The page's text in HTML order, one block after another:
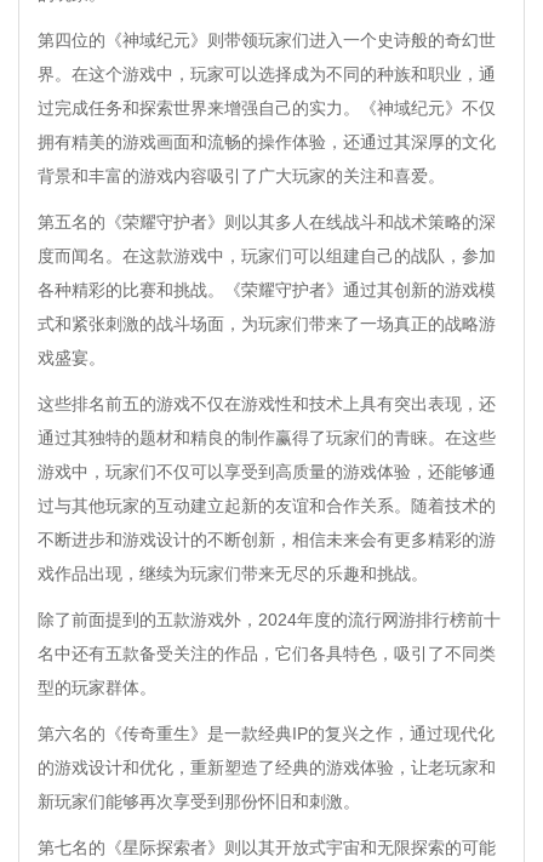
第四位的《神域纪元》则带领玩家们进入一个史诗般的奇幻世
界。在这个游戏中，玩家可以选择成为不同的种族和职业，通
过完成任务和探索世界来增强自己的实力。《神域纪元》不仅
拥有精美的游戏画面和流畅的操作体验，还通过其深厚的文化
背景和丰富的游戏内容吸引了广大玩家的关注和喜爱。
第五名的《荣耀守护者》则以其多人在线战斗和战术策略的深
度而闻名。在这款游戏中，玩家们可以组建自己的战队，参加
各种精彩的比赛和挑战。《荣耀守护者》通过其创新的游戏模
式和紧张刺激的战斗场面，为玩家们带来了一场真正的战略游
戏盛宴。
这些排名前五的游戏不仅在游戏性和技术上具有突出表现，还
通过其独特的题材和精良的制作赢得了玩家们的青睐。在这些
游戏中，玩家们不仅可以享受到高质量的游戏体验，还能够通
过与其他玩家的互动建立起新的友谊和合作关系。随着技术的
不断进步和游戏设计的不断创新，相信未来会有更多精彩的游
戏作品出现，继续为玩家们带来无尽的乐趣和挑战。
除了前面提到的五款游戏外，2024年度的流行网游排行榜前十
名中还有五款备受关注的作品，它们各具特色，吸引了不同类
型的玩家群体。
第六名的《传奇重生》是一款经典IP的复兴之作，通过现代化
的游戏设计和优化，重新塑造了经典的游戏体验，让老玩家和
新玩家们能够再次享受到那份怀旧和刺激。
第七名的《星际探索者》则以其开放式宇宙和无限探索的可能